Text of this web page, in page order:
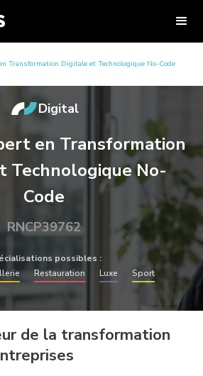
Transformation Digitale et Technologique No-Code
Digital
en Transformation
Technologique No-
Code
RNCP39762
possibles :
Restauration Luxe Sport
de la transformation